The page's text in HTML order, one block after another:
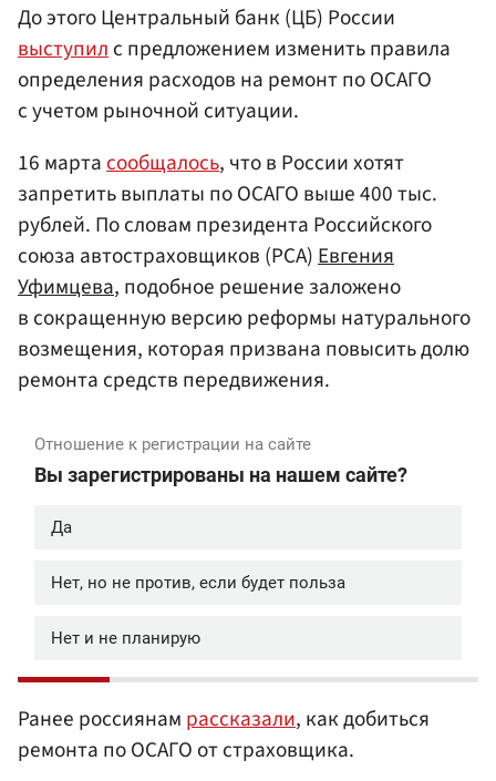
До этого Центральный банк (ЦБ) России
выступилс предложением изменить правила
определения расходов на ремонт по ОСАГО
с учетом рыночной ситуации.
16 мартасообщалось, что в России хотят
запретить выплаты по ОСАГО выше 400 тыс.
рублей. По словам президента Российского
союза автостраховщиков (РСА)Евгения
Уфимцева, подобное решение заложено
в сокращенную версию реформы натурального
возмещения, которая призвана повысить долю
ремонта средств передвижения.
Ранее россиянам рассказали, как добиться
ремонта по ОСАГО от страховщика.